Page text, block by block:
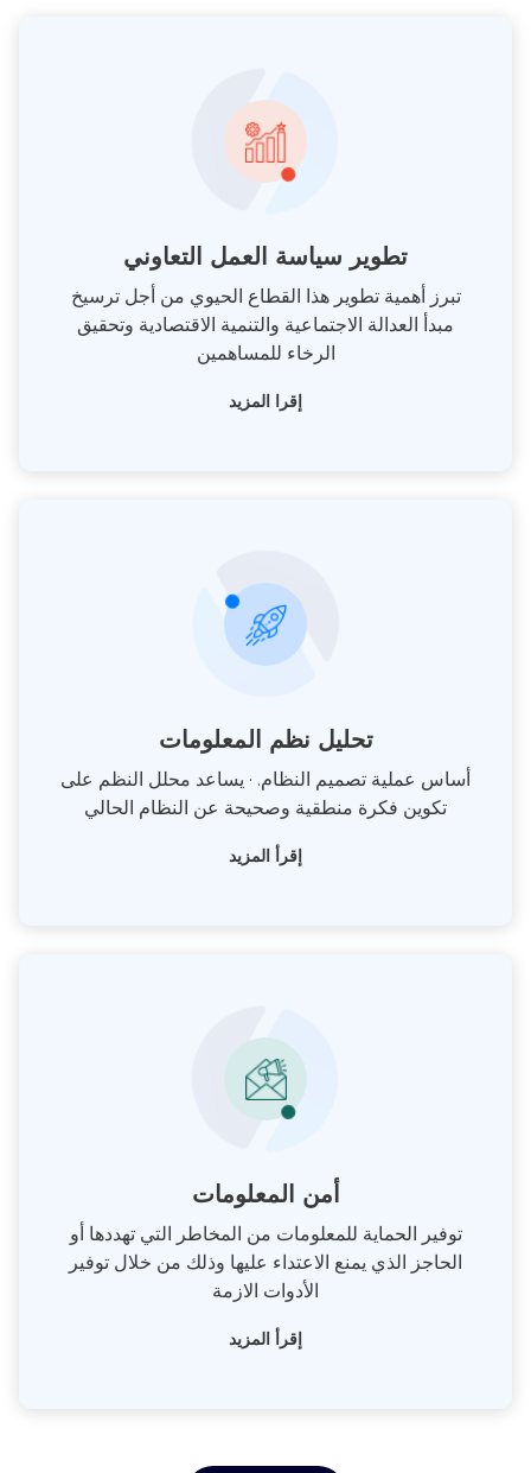
تطوير سياسة العمل التعاوني
تبرز أهمية تطوير هذا القطاع الحيوي من أجل ترسيخ
مبدأ العدالة الاجتماعية والتنمية الاقتصادية وتحقيق
الرخاء للمساهمين
إقرا المزيد
تحليل نظم المعلومات
أساس عملية تصميم النظام. · يساعد محلل النظم على
تكوين فكرة منطقية وصحيحة عن النظام الحالي
إقرأ المزيد
أمن المعلومات
توفير الحماية للمعلومات من المخاطر التي تهددها أو
الحاجز الذي يمنع الاعتداء عليها وذلك من خلال توفير
الأدوات الازمة
إقرأ المزيد